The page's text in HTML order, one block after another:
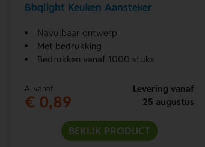
Bbqlight Keuken Aansteker
Navulbaar ontwerp
Met bedrukking
Bedrukken vanaf 1000 stuks
Al vanaf
€ 0,89
Levering vanaf
25 augustus
BEKIJK PRODUCT